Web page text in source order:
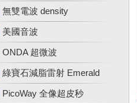
無雙電波 density
美國音波
ONDA 超微波
綠寶石減脂雷射 Emerald
PicoWay 全像超皮秒